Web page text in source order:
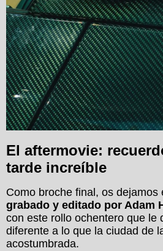
El aftermovie:
tarde increíble
Como broche final, os dejamos
grabado y editado por Adam
con este rollo ochentero que le
diferente a lo que la ciudad de
acostumbrada.